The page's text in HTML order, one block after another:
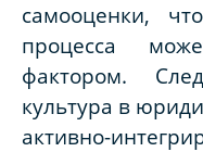
самооценки,
процесса
фактором.
культура в
активно-